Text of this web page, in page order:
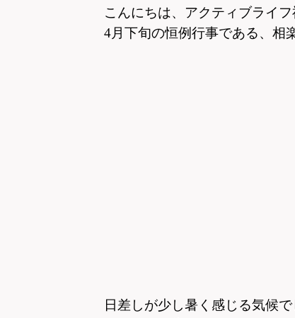
こんにちは、アクティブライ
4月下旬の恒例行事である、相
日差しが少し暑く感じる気候